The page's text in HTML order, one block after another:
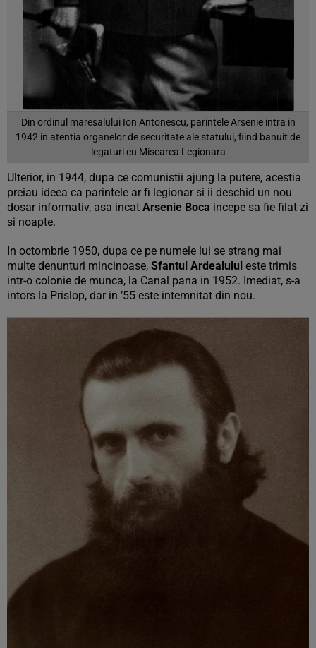
Din ordinul maresalului Ion Antonescu, parintele Arsenie intra in
1942 in atentia organelor de securitate ale statului, fiind banuit de
legaturi cu Miscarea Legionara
Ulterior, in 1944, dupa ce comunistii ajung la putere, acestia
preiau ideea ca parintele ar fi legionar si ii deschid un nou
dosar informativ, asa incat Arsenie Boca incepe sa fie filat zi
si noapte.
In octombrie 1950, dupa ce pe numele lui se strang mai
multe denunturi mincinoase, Sfantul Ardealului este trimis
intr-o colonie de munca, la Canal pana in 1952. Imediat, s-a
intors la Prislop, dar in ’55 este intemnitat din nou.